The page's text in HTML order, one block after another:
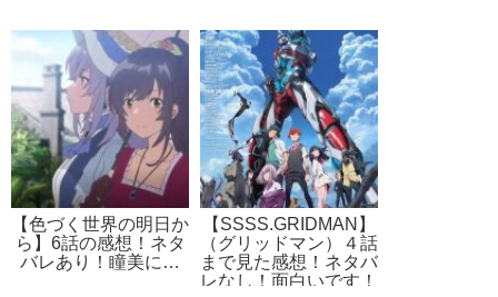
【色づく世界の明日か
ら】6話の感想！ネタ
バレあり！瞳美に…
【SSSS.GRIDMAN】
（グリッドマン）４話
まで見た感想！ネタバ
レなし！面白いです！